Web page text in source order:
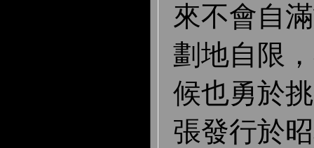
來不會自
劃地自限
候也勇於
張發行於